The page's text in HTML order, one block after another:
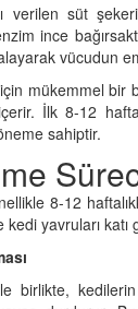
verilen süt
ince
vücudun
mükemmel bir
İlk 8-12
sahiptir.
8-12
yavruları katı
birlikte,